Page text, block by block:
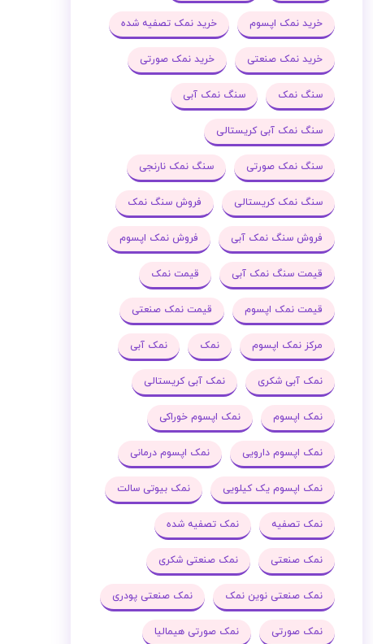
خرید نمک اپسوم خرید نمک تصفیه شده
خرید نمک صنعتی خرید نمک صورتی
سنگ نمک سنگ نمک آبی
سنگ نمک آبی کریستالی
سنگ نمک صورتی سنگ نمک نارنجی
سنگ نمک کریستالی فروش سنگ نمک
فروش سنگ نمک آبی فروش نمک اپسوم
قیمت سنگ نمک آبی قیمت نمک
قیمت نمک اپسوم قیمت نمک صنعتی
مرکز نمک اپسوم نمک نمک آبی
نمک آبی شکری نمک آبی کریستالی
نمک اپسوم نمک اپسوم خوراکی
نمک اپسوم دارویی نمک اپسوم درمانی
نمک اپسوم یک کیلویی نمک بیوتی سالت
نمک تصفیه نمک تصفیه شده
نمک صنعتی نمک صنعتی شکری
نمک صنعتی نوین نمک نمک صنعتی پودری
نمک صورتی نمک صورتی هیمالیا